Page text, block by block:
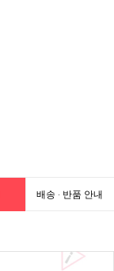
배송 · 반품 안내